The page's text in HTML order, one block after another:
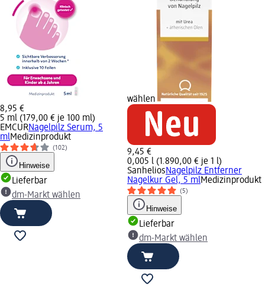
8,95 €
5 ml (179,00 € je 100 ml)
EMCURNagelpilz Serum, 5
mlMedizinprodukt
(102)
Hinweise
Lieferbar
dm-Markt wählen
wählen
9,45 €
0,005 l (1.890,00 € je 1 l)
SanheliosNagelpilz Entferner
Nagelkur Gel, 5 mlMedizinprodukt
(5)
Hinweise
Lieferbar
dm-Markt wählen